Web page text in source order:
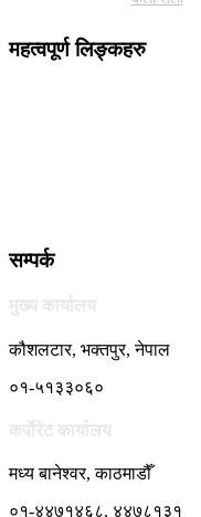
महत्वपूर्ण लिङ्कहरु
सम्पर्क
मुख्य कार्यालय
कौशलटार, भक्तपुर, नेपाल
०१-५१३३०६०
कर्पाेरेट कार्यालय
मध्य बानेश्वर, काठमाडौँ
०१-४४७१४६८, ४४७८१३१